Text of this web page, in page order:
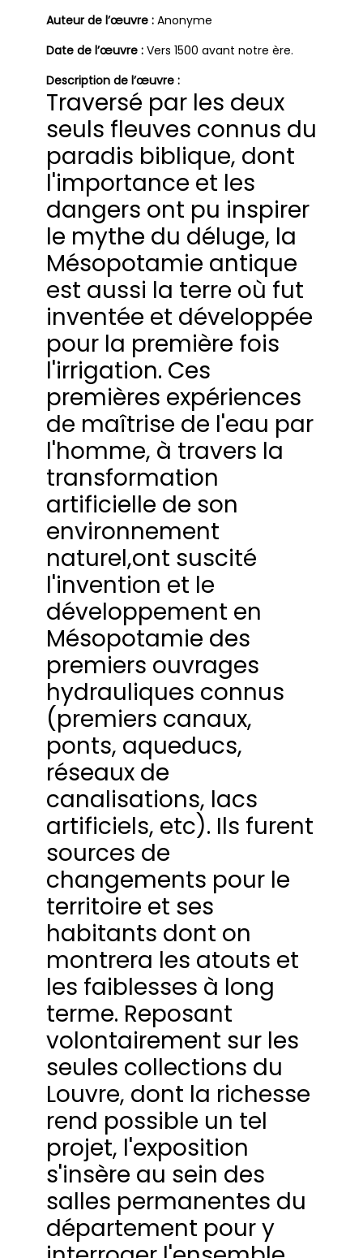
Auteur de l’œuvre : Anonyme
Date de l’œuvre : Vers 1500 avant notre ère.
Description de l’œuvre :
Traversé par les deux
seuls fleuves connus du
paradis biblique, dont
l'importance et les
dangers ont pu inspirer
le mythe du déluge, la
Mésopotamie antique
est aussi la terre où fut
inventée et développée
pour la première fois
l'irrigation. Ces
premières expériences
de maîtrise de l'eau par
l'homme, à travers la
transformation
artificielle de son
environnement
naturel,ont suscité
l'invention et le
développement en
Mésopotamie des
premiers ouvrages
hydrauliques connus
(premiers canaux,
ponts, aqueducs,
réseaux de
canalisations, lacs
artificiels, etc). Ils furent
sources de
changements pour le
territoire et ses
habitants dont on
montrera les atouts et
les faiblesses à long
terme. Reposant
volontairement sur les
seules collections du
Louvre, dont la richesse
rend possible un tel
projet, l'exposition
s'insère au sein des
salles permanentes du
département pour y